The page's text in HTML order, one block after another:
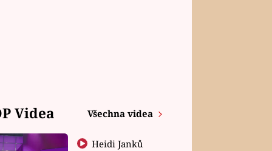
Videa Všechna videa
Heidi Janků